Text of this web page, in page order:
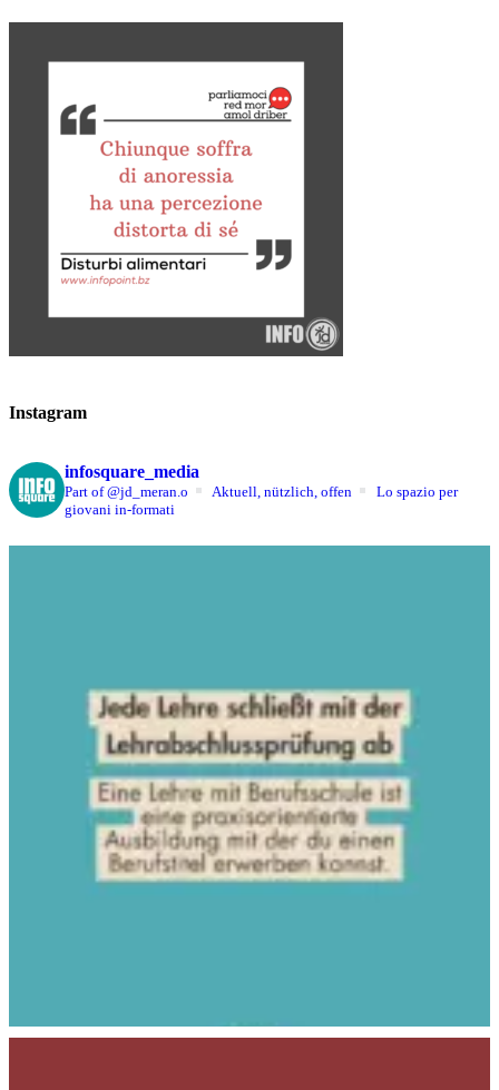
Instagram
infosquare_media
Part of @jd_meran.o Aktuell, nützlich, offen
Lo spazio per
giovani in-formati